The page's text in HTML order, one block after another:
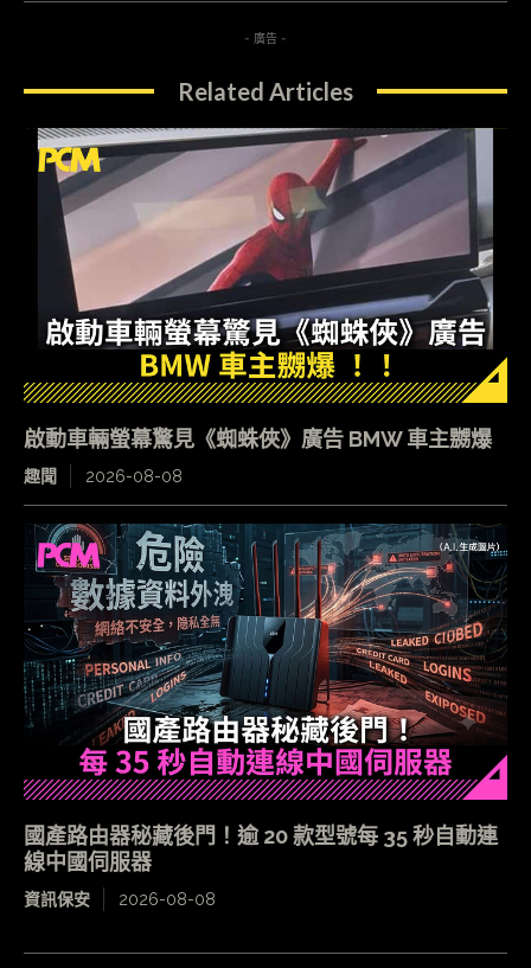
- 廣告 -
Related Articles
啟動車輛螢幕驚見《蜘蛛俠》廣告 BMW 車主嬲爆
趣聞 2026-08-08
國產路由器秘藏後門！逾 20 款型號每 35 秒自動連
線中國伺服器
資訊保安 2026-08-08